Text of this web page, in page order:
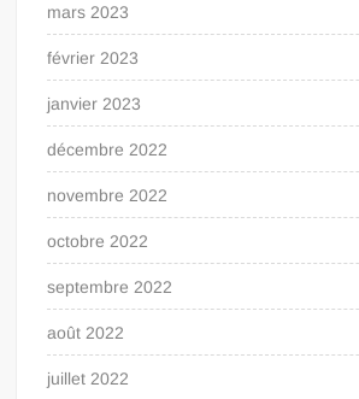
mars 2023
février 2023
janvier 2023
décembre 2022
novembre 2022
octobre 2022
septembre 2022
août 2022
juillet 2022